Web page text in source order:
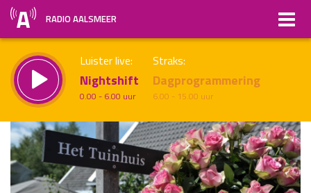
RADIO AALSMEER
Luister live:
Nightshift
0.00 - 6.00 uur
Straks:
Dagprogrammering
6.00 - 15.00 uur
Vorig uur uur 1 van x Volgend uur